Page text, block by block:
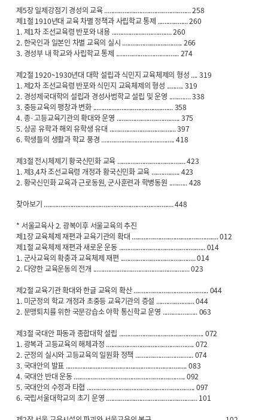
제5장 일제강점기 경성의 교육 .................................................... 258
제1절 1910년대 교육 차별 정책과 사립학교 통제 .................. 260
1. 제1차 조선교육령 반포와 내용 .................................... 260
2. 한국인과 일본인 차별 교육의 실시 .................................... 266
3. 경성부 내 학교와 사립학교 통제 ...................................... 274
제2절 1920~1930년대 대학 설립과 식민지 교육체제의 형성 .... 319
1. 제2차 조선교육령 반포와 식민지 교육체제의 형성 .......... 319
2. 경성제국대학의 설립과 경성사범학교 설립 및 운영 ............. 338
3. 중등교육의 팽창과 변화 ................................................ 358
4. 종·고등교육기관의 확대와 운영 ...................................... 375
5. 상공 유학과 해외 유학생 유대 ........................................ 397
6. 학생들의 생활과 학교 풍경 ............................................ 418
제3절 전시체제기 황국신민화 교육 ......................................... 423
1. 제3,4차 조선교육령 개정과 황국신민화 교육 ................. 423
2. 황국신민화 교육과 근로동원, 군사훈련과 학병동원 ........... 428
찾아보기 .............................................................................. 448
* 서울교육사 2. 광복이후 서울교육의 추진
제1장 교육체제 재편과 교육기관의 확대 .................................................... 012
제1절 교육체제 재편과 새로운 운동 .................................................... 014
1. 군사교육의 확충과 교육체제 재편 ............................................. 014
2. 다양한 교육운동의 전개 .......................................................... 023
제2절 교육기관 확대와 한글 교육의 확산 ............................................. 044
1. 미군정의 학교 개정과 초중등 교육기관의 증설 ....................... 044
2. 문맹퇴치를 위한 국문강습소 야학 통신학교 운영 ..................... 063
제3절 국대안 파동과 종합대학 설립 ................................................... 072
1. 광복과 고등교육의 해체과정 ..................................................... 072
2. 군정의 실시와 고등교육의 일원화 정책 ................................... 074
3. 국대안의 발표 ......................................................................... 083
4. 국대안 반대 운동 ................................................................... 092
5. 국대안의 수정과 타협 ................................................................. 097
6. 국립서울대학교의 초기 운영 ....................................................... 101